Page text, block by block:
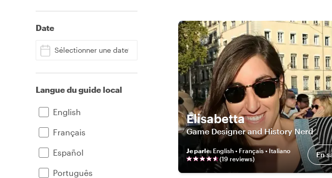
Date
Sélectionner une date
Langue du guide local
English
Français
Español
Português
Elisabetta
Game Designer and History Nerd
Je parle: English • Français • Italiano
(19 reviews) En